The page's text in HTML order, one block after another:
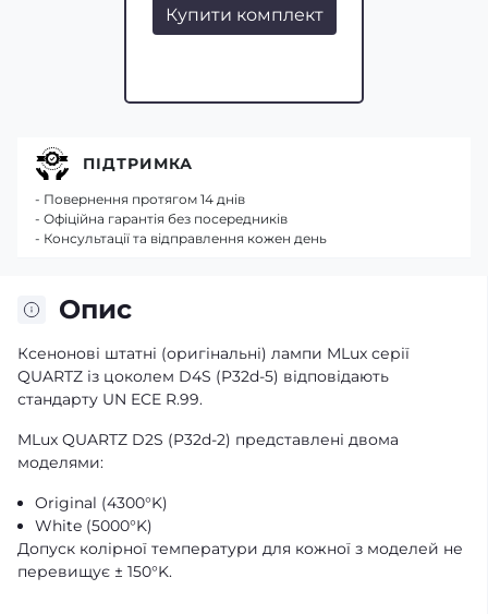
Купити комплект
Опис
Ксенонові штатні (оригінальні) лампи MLux серії
QUARTZ із цоколем D4S (P32d-5) відповідають
стандарту UN ECE R.99.
MLux QUARTZ D2S (P32d-2) представлені двома
моделями:
Original (4300°K)
White (5000°K)
Допуск колірної температури для кожної з моделей не
перевищує ± 150°K.
ПІДТРИМКА
- Повернення протягом 14 днів
- Офіційна гарантія без посередників
- Консультації та відправлення кожен день